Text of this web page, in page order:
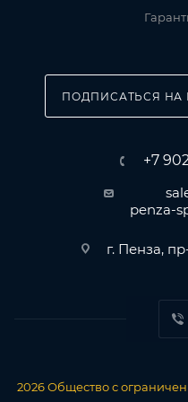
ПОДПИСАТЬСЯ НА
+7
penza-
г. Пенза,
2026 Общество с